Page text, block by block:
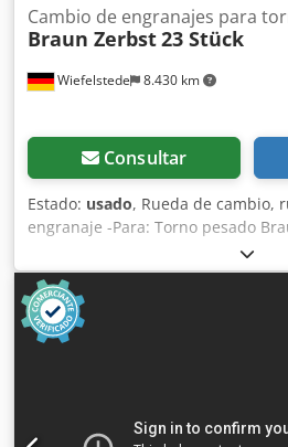
Wiefelstede 8.430 km
Cambio de engranajes para
Braun Zerbst23 Stück
Consultar
Estado: usado, Rueda de cambio,
engranaje -Para: Torno pesado
ruedas de cambio -Módulo: mm
Dimensiones: 530/530/H735 mm -